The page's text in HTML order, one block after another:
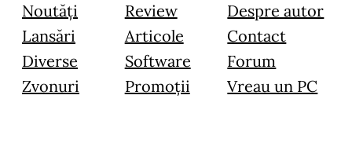
Noutăți
Lansări
Diverse
Zvonuri
Review
Articole
Software
Promoții
Despre autor
Contact
Forum
Vreau un PC